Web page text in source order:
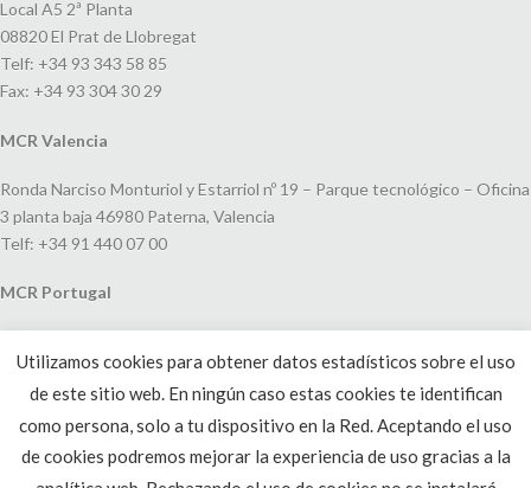
Local A5 2ª Planta
08820 El Prat de Llobregat
Telf: +34 93 343 58 85
Fax: +34 93 304 30 29
MCR Valencia
Ronda Narciso Monturiol y Estarriol nº 19 – Parque tecnológico – Oficina
3 planta baja 46980 Paterna, Valencia
Telf: +34 91 440 07 00
MCR Portugal
João V, 24
1250-091 Lisboa, Portugal
Telf: +351 220 993 033
Utilizamos cookies para obtener datos estadísticos sobre el uso
de este sitio web. En ningún caso estas cookies te identifican
como persona, solo a tu dispositivo en la Red. Aceptando el uso
de cookies podremos mejorar la experiencia de uso gracias a la